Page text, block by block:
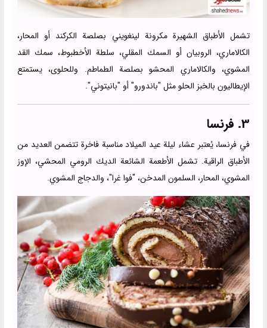
تشمل الأطباق الشهيرة مكرونة لينغويني بصلصة الكركند أو المحار،
الكالاماري، الروبيان أو السمك المقلي، سلطة الأخطبوط، سمك القد
المشوي، والكالاماري المحشو بصلصة الطماطم. وللحلوى، يستمتع
الإيطاليون بالخبز الحلو مثل "باندورو" أو "بانيتوني".
3. فرنسا
في فرنسا، يُعتبر عشاء ليلة عيد الميلاد مناسبة فاخرة تتضمن العديد من
الأطباق الراقية. تشمل الأطعمة الشائعة الديك الرومي المحشي، الإوز
المشوي، المحار، السلمون المدخن، "فوا غرا"، والدجاج المشوي.